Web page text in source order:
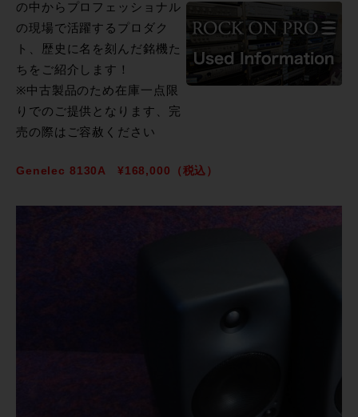
の中からプロフェッショナル
の現場で活躍するプロダク
ト、歴史に名を刻んだ銘機た
ちをご紹介します！
※中古製品のため在庫一点限
りでのご提供となります、完
売の際はご容赦ください
Genelec 8130A ¥168,000（税込）